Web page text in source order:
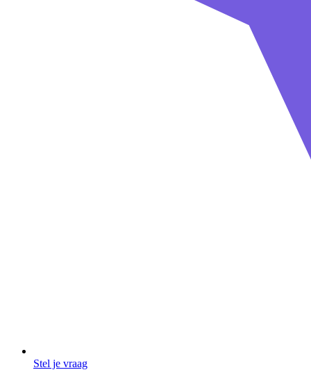
Stel je vraag